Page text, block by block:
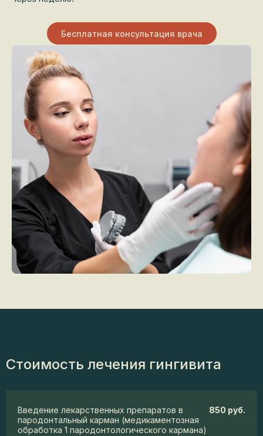
Бесплатная консультация врача
Стоимость лечения гингивита
Введение лекарственных препаратов в
пародонтальный карман (медикаментозная
обработка 1 пародонтологического кармана)
850 руб.